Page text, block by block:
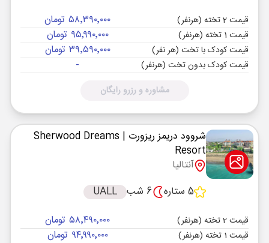
قیمت 2 تخته (هرنفر) ۵۸٬۳۹۰٬۰۰۰ تومان
قیمت 1 تخته (هرنفر) ۹۵٬۹۹۰٬۰۰۰ تومان
قیمت کودک با تخت (هر نفر) ۳۹٬۵۹۰٬۰۰۰ تومان
قیمت کودک بدون تخت (هرنفر) -
مشاوره و رزرو رایگان
شروود دریمز ریزورت
| Sherwood Dreams
Resort
آنتالیا
5 ستاره
6 شب UALL
قیمت 2 تخته (هرنفر) ۵۸٬۴۹۰٬۰۰۰ تومان
قیمت 1 تخته (هرنفر) ۹۴٬۹۹۰٬۰۰۰ تومان